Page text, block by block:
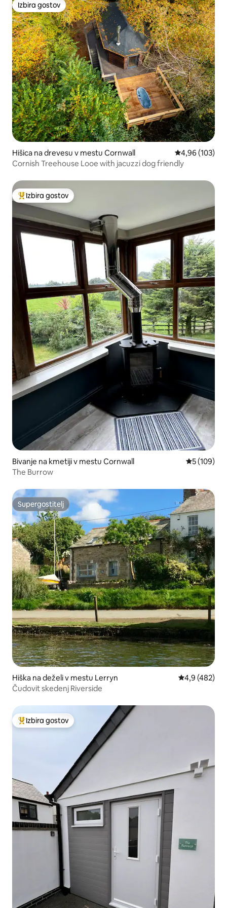
Izbira gostov
Izbira gostov
Hišica na drevesu v mestu Cornwall Povprečna
4,96 (103)
Cornish Treehouse Looe with jacuzzi dog friendly
Najbolj priljubljena prenočišča z značko »Izbira gostov«
Izbira gostov
Bivanje na kmetiji v mestu Cornwall Povprečna
5 (109)
The Burrow
Supergostitelj
Supergostitelj
Hiška na deželi v mestu Lerryn Povprečna
4,9 (482)
Čudovit skedenj Riverside
Najbolj priljubljena prenočišča z značko »Izbira gostov«
Izbira gostov